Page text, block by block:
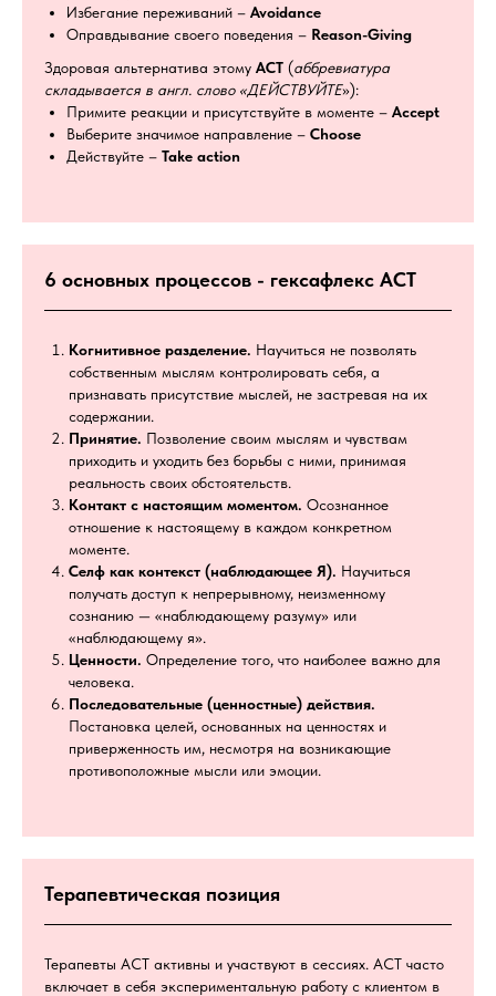
Избегание переживаний – Avoidance
Оправдывание своего поведения – Reason-Giving
Здоровая альтернатива этому ACT (аббревиатура
складывается в англ. слово «ДЕЙСТВУЙТЕ»):
Примите реакции и присутствуйте в моменте – Accept
Выберите значимое направление – Choose
Действуйте – Take action
6 основных процессов - гексафлекс АСТ
Когнитивное разделение. Научиться не позволять
собственным мыслям контролировать себя, а
признавать присутствие мыслей, не застревая на их
содержании.
Принятие. Позволение своим мыслям и чувствам
приходить и уходить без борьбы с ними, принимая
реальность своих обстоятельств.
Контакт с настоящим моментом. Осознанное
отношение к настоящему в каждом конкретном
моменте.
Селф как контекст (наблюдающее Я). Научиться
получать доступ к непрерывному, неизменному
сознанию — «наблюдающему разуму» или
«наблюдающему я».
Ценности. Определение того, что наиболее важно для
человека.
Последовательные (ценностные) действия.
Постановка целей, основанных на ценностях и
приверженность им, несмотря на возникающие
противоположные мысли или эмоции.
Терапевтическая позиция
Терапевты ACT активны и участвуют в сессиях. ACT часто
включает в себя экспериментальную работу с клиентом в